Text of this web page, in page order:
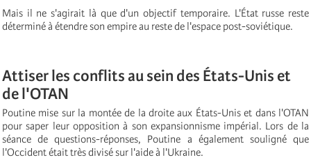
Mais il ne s'agirait là que d'un objectif temporaire. L'État russe reste
déterminé à étendre son empire au reste de l'espace post-soviétique.
Attiser les conflits au sein des États-Unis et
de l'OTAN
Poutine mise sur la montée de la droite aux États-Unis et dans l'OTAN
pour saper leur opposition à son expansionnisme impérial. Lors de la
séance de questions-réponses, Poutine a également souligné que
l'Occident était très divisé sur l'aide à l'Ukraine.